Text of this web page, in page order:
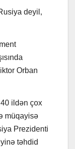
deyil,
Orban
40 ildən çox
müqayisə
Prezidenti
təhdid